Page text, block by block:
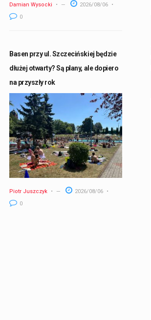
Damian Wysocki
2026/08/06
0
Basen przy ul. Szczecińskiej będzie
dłużej otwarty? Są plany, ale dopiero
na przyszły rok
Piotr Juszczyk
2026/08/06
0